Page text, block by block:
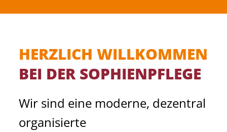
HERZLICH WILLKOMMEN
BEI DER SOPHIENPFLEGE
Wir sind eine moderne, dezentral
organisierte